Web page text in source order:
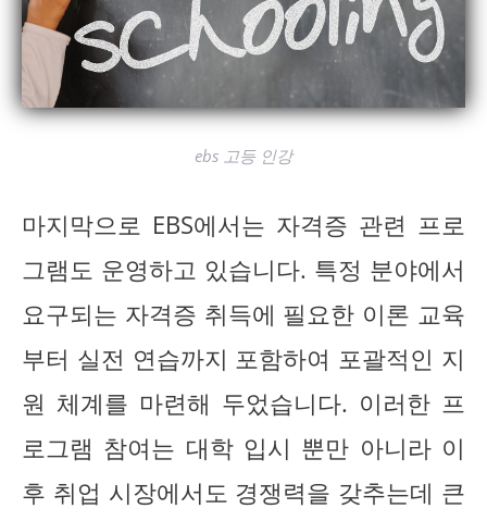
ebs 고등 인강
마지막으로 EBS에서는 자격증 관련 프로
그램도 운영하고 있습니다. 특정 분야에서
요구되는 자격증 취득에 필요한 이론 교육
부터 실전 연습까지 포함하여 포괄적인 지
원 체계를 마련해 두었습니다. 이러한 프
로그램 참여는 대학 입시 뿐만 아니라 이
후 취업 시장에서도 경쟁력을 갖추는데 큰